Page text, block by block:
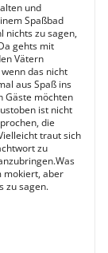
und
Spaßbad
nichts zu sagen,
gehts mit
Vätern
wenn das nicht
aus Spaß ins
Gäste möchten
ist nicht
die
traut sich
zu
mokiert, aber
zu sagen.